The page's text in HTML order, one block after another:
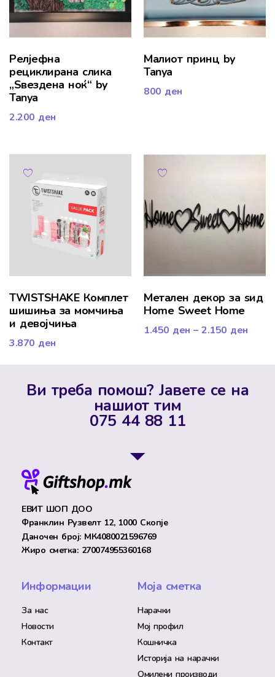
Релјефна
рециклирана слика
„Ѕвездена ноќ“ by
Tanya
2.200 ден
Малиот принц by
Tanya
800 ден
TWISTSHAKE Комплет
шишиња за момчиња
и девојчиња
3.870 ден
Mетален декор за ѕид
Home Sweet Home
1.450 ден – 2.150 ден
Ви треба помош? Јавете се на
нашиот тим
075 44 88 11
ЕВИТ ШОП ДОО
Франклин Рузвелт 12, 1000 Скопје
Даночен број: МК4080021596769
Жиро сметка: 270074955360168
Информации
За нас
Новости
Контакт
Моја сметка
Нарачки
Мој профил
Кошничка
Историја на нарачки
Омилени производи